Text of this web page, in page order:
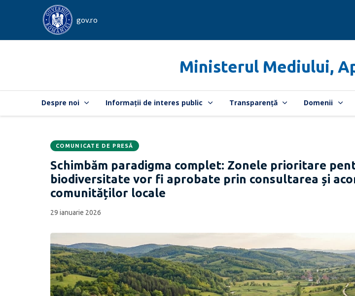
gov.ro
Ministerul Mediului,
Despre noi Informații de interes public Transparență Domenii
CATEGORIA:
COMUNICATE DE PRESĂ
Schimbăm paradigma complet: Zonele prioritare
biodiversitate vor fi aprobate prin consultarea și
comunităților locale
Data
publicării:
29 ianuarie 2026